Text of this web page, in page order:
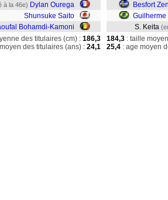
à la 46e) Dylan Ourega
Shunsuke Saito
Bohamdi-Kamoni
Besfort
Guilherme
S. Keita
des titulaires (cm) : 186,3
des titulaires (ans) : 24,1
184,3 : taille
25,4 : age moyen